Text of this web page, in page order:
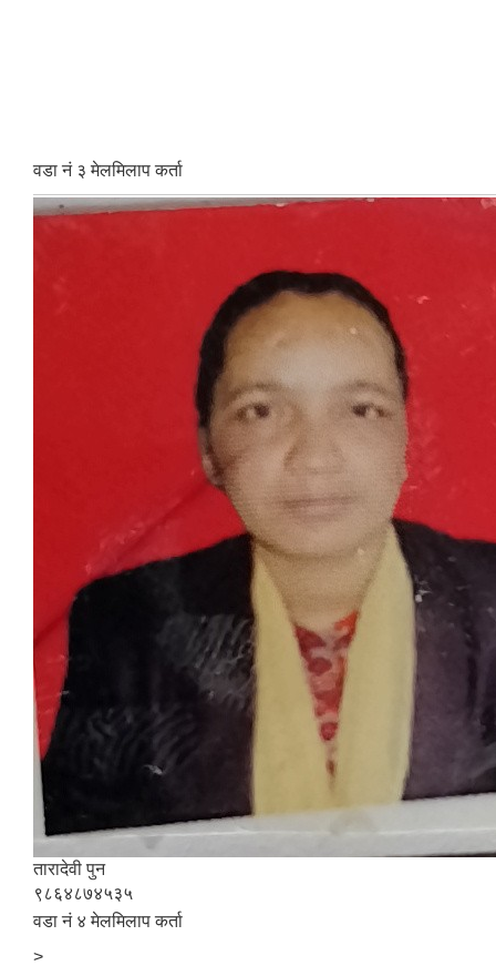
वडा नं ३ मेलमिलाप कर्ता
तारादेवी पुन
९८६४८७४५३५
वडा नं ४ मेलमिलाप कर्ता
>